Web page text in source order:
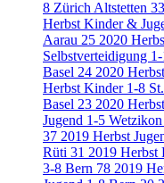
8 Zürich Altstetten 33
Herbst Kinder &
Aarau 25 2020
Selbstverteidigung
Basel 24 2020
Herbst Kinder 1-8
Basel 23 2020
Jugend 1-5 Wetzikon
37 2019 Herbst
Rüti 31 2019 Herbst
3-8 Bern 78 2019